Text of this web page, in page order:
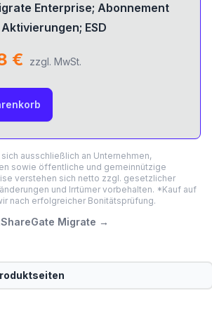
Enterprise; Abonnement
ESD
€ zzgl. MwSt.
ausschließlich an Unternehmen,
sowie öffentliche und gemeinnützige
verstehen sich netto zzgl. gesetzlicher
und Irrtümer vorbehalten. *Kauf auf
nach erfolgreicher Bonitätsprüfung.
ShareGate Migrate →